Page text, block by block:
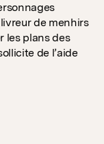
de menhirs
les plans des
de l’aide